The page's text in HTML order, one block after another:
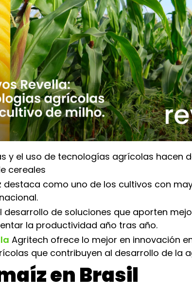
y el uso de tecnologías agrícolas hacen
cereales
destaca como uno de los cultivos con
desarrollo de soluciones que aporten
la productividad año tras año.
Agritech ofrece lo mejor en innovación
que contribuyen al desarrollo de la
en Brasil